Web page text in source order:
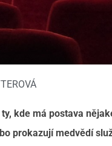
kde má postava
prokazují medvědí